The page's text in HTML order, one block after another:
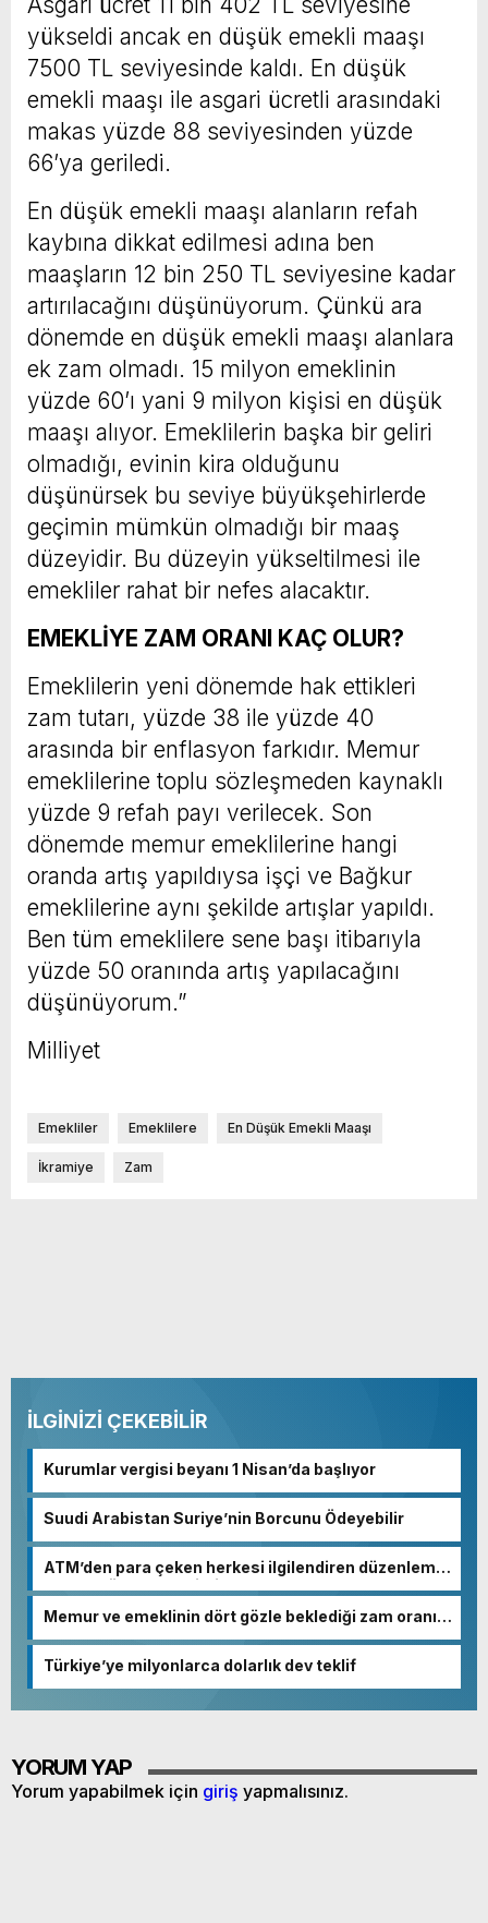
yükseldi ancak en düşük emekli maaşı
7500 TL seviyesinde kaldı. En düşük
emekli maaşı ile asgari ücretli arasındaki
makas yüzde 88 seviyesinden yüzde
66’ya geriledi.
En düşük emekli maaşı alanların refah
kaybına dikkat edilmesi adına ben
maaşların 12 bin 250 TL seviyesine kadar
artırılacağını düşünüyorum. Çünkü ara
dönemde en düşük emekli maaşı alanlara
ek zam olmadı. 15 milyon emeklinin
yüzde 60’ı yani 9 milyon kişisi en düşük
maaşı alıyor. Emeklilerin başka bir geliri
olmadığı, evinin kira olduğunu
düşünürsek bu seviye büyükşehirlerde
geçimin mümkün olmadığı bir maaş
düzeyidir. Bu düzeyin yükseltilmesi ile
emekliler rahat bir nefes alacaktır.
EMEKLİYE ZAM ORANI KAÇ OLUR?
Emeklilerin yeni dönemde hak ettikleri
zam tutarı, yüzde 38 ile yüzde 40
arasında bir enflasyon farkıdır. Memur
emeklilerine toplu sözleşmeden kaynaklı
yüzde 9 refah payı verilecek. Son
dönemde memur emeklilerine hangi
oranda artış yapıldıysa işçi ve Bağkur
emeklilerine aynı şekilde artışlar yapıldı.
Ben tüm emeklilere sene başı itibarıyla
yüzde 50 oranında artış yapılacağını
düşünüyorum.”
Milliyet
Emekliler Emeklilere En Düşük Emekli Maaşı
İkramiye Zam
İLGİNİZİ ÇEKEBİLİR
Kurumlar vergisi beyanı 1 Nisan’da başlıyor
Suudi Arabistan Suriye’nin Borcunu Ödeyebilir
ATM’den para çeken herkesi ilgilendiren düzenleme!
Sayılar tümden değişti
Memur ve emeklinin dört gözle beklediği zam oranı
Türkiye’ye milyonlarca dolarlık dev teklif
YORUM YAP
Yorum yapabilmek için giriş yapmalısınız.